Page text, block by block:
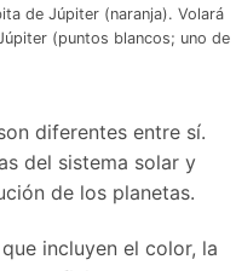
de Júpiter (naranja). Volará
(puntos blancos; uno de
diferentes entre sí.
del sistema solar y
de los planetas.
incluyen el color, la